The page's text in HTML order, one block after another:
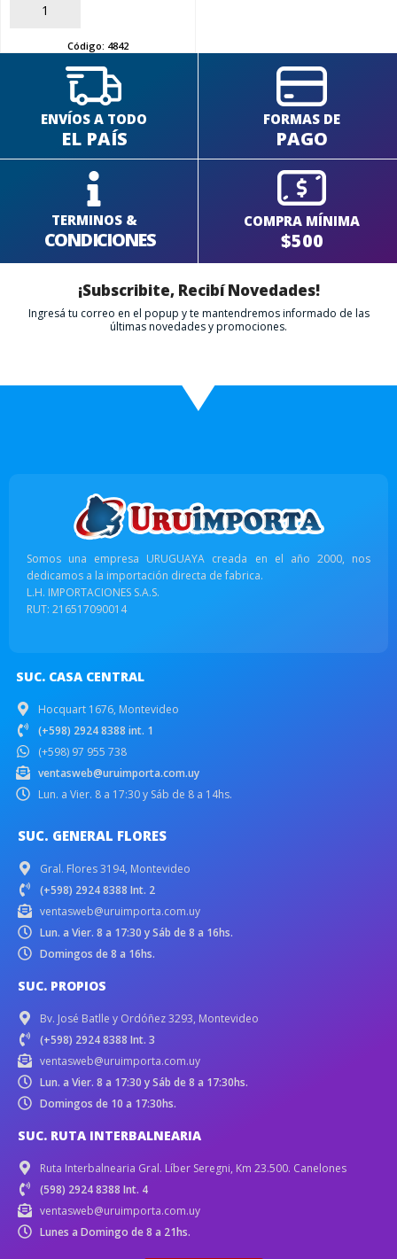
AÑADIR
Código: 4842
ENVÍOS A TODO
EL PAÍS
FORMAS DE
PAGO
TERMINOS &
CONDICIONES
COMPRA MÍNIMA
$500
¡Subscribite, Recibí Novedades!
Ingresá tu correo en el popup y te mantendremos informado de las
últimas novedades y promociones.
Somos una empresa URUGUAYA creada en el año 2000, nos
dedicamos a la importación directa de fabrica.
L.H. IMPORTACIONES S.A.S.
RUT: 216517090014
SUC. CASA CENTRAL
Hocquart 1676, Montevideo
(+598) 2924 8388 int. 1
(+598) 97 955 738
ventasweb@uruimporta.com.uy
Lun. a Vier. 8 a 17:30 y Sáb de 8 a 14hs.
SUC. GENERAL FLORES
Gral. Flores 3194, Montevideo
(+598) 2924 8388 Int. 2
ventasweb@uruimporta.com.uy
Lun. a Vier. 8 a 17:30 y Sáb de 8 a 16hs.
Domingos de 8 a 16hs.
SUC. PROPIOS
Bv. José Batlle y Ordóñez 3293, Montevideo
(+598) 2924 8388 Int. 3
ventasweb@uruimporta.com.uy
Lun. a Vier. 8 a 17:30 y Sáb de 8 a 17:30hs.
Domingos de 10 a 17:30hs.
SUC. RUTA INTERBALNEARIA
Ruta Interbalnearia Gral. Líber Seregni, Km 23.500. Canelones
(598) 2924 8388 Int. 4
ventasweb@uruimporta.com.uy
Lunes a Domingo de 8 a 21hs.